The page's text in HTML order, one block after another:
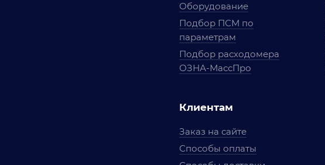
Оборудование
Подбор ПСМ по
параметрам
Подбор расходомера
ОЗНА-МассПро
Клиентам
Заказ на сайте
Способы оплаты